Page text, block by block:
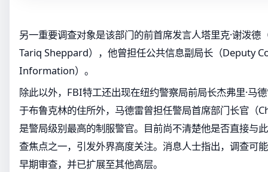
另一重要调查对象是该部门的前首席发言人塔里克·谢泼
Tariq Sheppard），他曾担任公共信息副局长（Deputy
Information）。
除此以外，FBI特工还出现在纽约警察局前局长杰弗里·马
于布鲁克林的住所外，马德雷曾担任警局首席部门长官
是警局级别最高的制服警官。目前尚不清楚他是否直接与
查焦点之一，引发外界高度关注。消息人士指出，调查可
早期审查，并已扩展至其他高层。